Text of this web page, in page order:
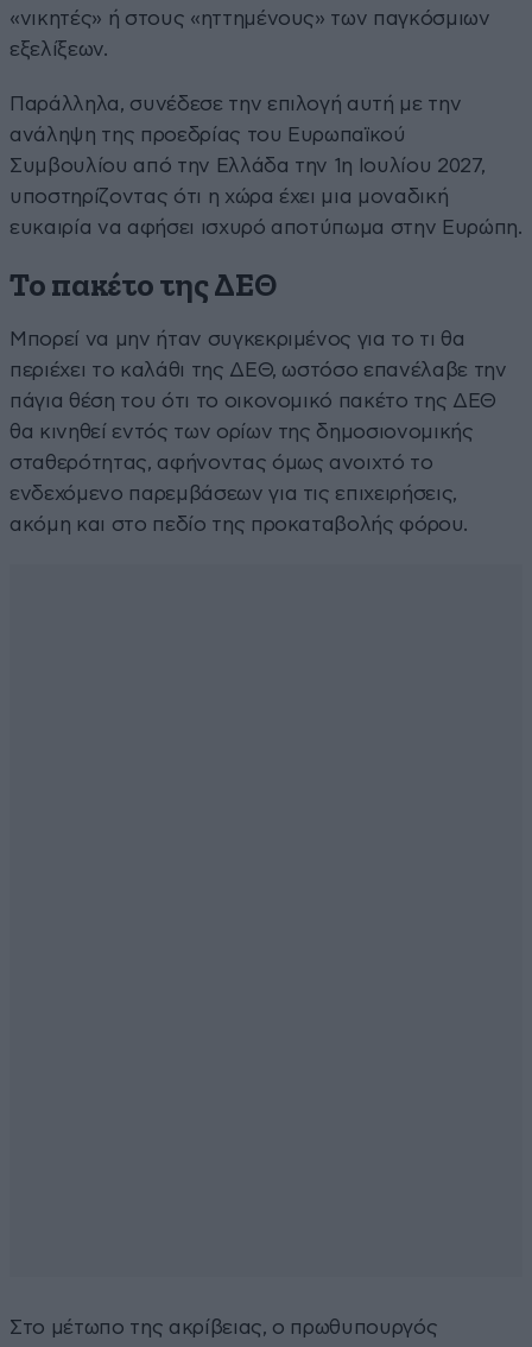
«νικητές» ή στους «ηττημένους» των παγκόσμιων
εξελίξεων.
Παράλληλα, συνέδεσε την επιλογή αυτή με την
ανάληψη της προεδρίας του Ευρωπαϊκού
Συμβουλίου από την Ελλάδα την 1η Ιουλίου 2027,
υποστηρίζοντας ότι η χώρα έχει μια μοναδική
ευκαιρία να αφήσει ισχυρό αποτύπωμα στην Ευρώπη.
Το πακέτο της ΔΕΘ
Μπορεί να μην ήταν συγκεκριμένος για το τι θα
περιέχει το καλάθι της ΔΕΘ, ωστόσο επανέλαβε την
πάγια θέση του ότι το οικονομικό πακέτο της ΔΕΘ
θα κινηθεί εντός των ορίων της δημοσιονομικής
σταθερότητας, αφήνοντας όμως ανοιχτό το
ενδεχόμενο παρεμβάσεων για τις επιχειρήσεις,
ακόμη και στο πεδίο της προκαταβολής φόρου.
Στο μέτωπο της ακρίβειας, ο πρωθυπουργός